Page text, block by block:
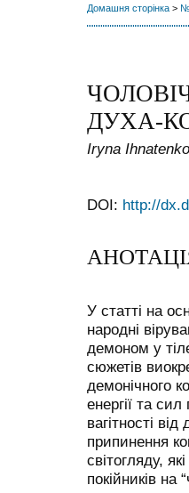
Домашня сторінка > №
ДУХА-
Iryna Ihnatenko
DOI: http://
У статті на
народні
демоном у
сюжетів
демонічного
енергії та
вагітності
припинення
світогляду,
покійників на